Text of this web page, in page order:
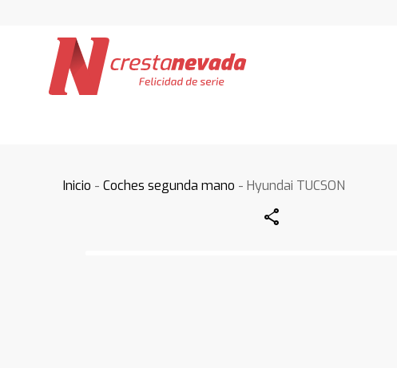
Inicio -Coches segunda mano - Hyundai TUCSON
Share